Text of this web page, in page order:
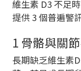
維生素 D3 不足
提供 3 個普遍警
1 骨骼與關
長期缺乏維生素